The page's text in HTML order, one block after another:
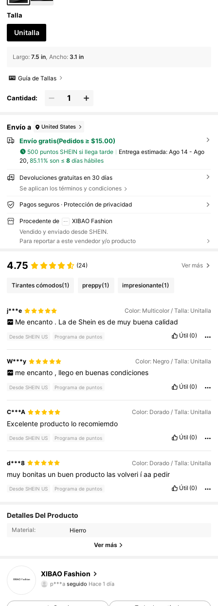
Talla
Unitalla
Largo: 7.5 in Ancho: 3.1 in
Guía de Tallas
Cantidad:
Envío a United States
Envío gratis(Pedidos ≥ $15.00)
500 puntos SHEIN si llega tarde Entrega estimada: Ago 14 - Ago
20, 85.11% son ≤ 8días hábiles
Devoluciones gratuitas en 30 días
Se aplican los términos y condiciones
Pagos seguros · Protección de privacidad
Procedente de
XIBAO Fashion
Vendido y enviado desde SHEIN.
Para reportar a este vendedor y/o producto
4.75 (24) Ver más
Tirantes cómodos(1) preppy(1) impresionante(1)
j***e Color: Multicolor / Talla: Unitalla
Me encanto . La de Shein es de muy buena calidad
Desde SHEIN US Programa de puntos Útil (0)
W***y Color: Negro / Talla: Unitalla
me encanto , llego en buenas condiciones
Desde SHEIN US Programa de puntos Útil (0)
C***A Color: Dorado / Talla: Unitalla
Excelente producto lo recomiemdo
Desde SHEIN US Programa de puntos Útil (0)
d***8 Color: Dorado / Talla: Unitalla
muy bonitas un buen producto lasvolveri íaa pedir
Desde SHEIN US Programa de puntos Útil (0)
Detalles Del Producto
Material: Hierro
Ver más
XIBAO Fashion
4.77 21 Seguidores
21 Seguidores
p***aseguido Hace 1 día